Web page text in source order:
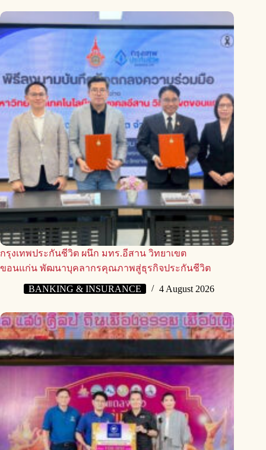
กรุงเทพประกันชีวิต ผนึก มทร.อีสาน วิทยาเขต
ขอนแก่น พัฒนาบุคลากรคุณภาพสู่ธุรกิจประกันชีวิต
BANKING & INSURANCE 4 August 2026